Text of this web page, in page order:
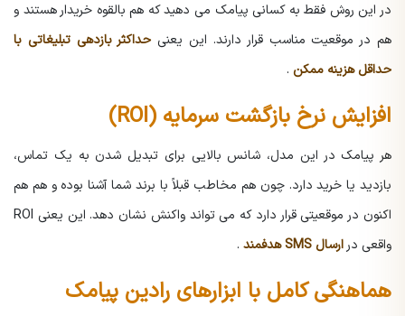
در این روش فقط به کسانی پیامک می دهید که هم بالقوه خریدار هستند و
هم در موقعیت مناسب قرار دارند. این یعنی حداکثر بازدهی تبلیغاتی با
حداقل هزینه ممکن .
افزایش نرخ بازگشت سرمایه (ROI)
هر پیامک در این مدل، شانس بالایی برای تبدیل شدن به یک تماس،
بازدید یا خرید دارد. چون هم مخاطب قبلاً با برند شما آشنا بوده و هم هم
اکنون در موقعیتی قرار دارد که می تواند واکنش نشان دهد. این یعنی ROI
واقعی درارسال SMS هدفمند .
هماهنگی کامل با ابزارهای رادین پیامک